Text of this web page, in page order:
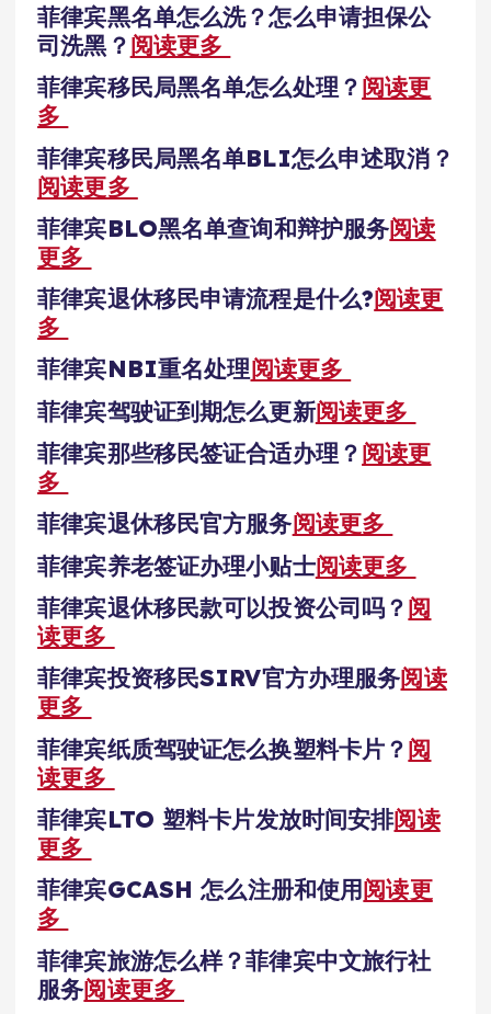
菲律宾黑名单怎么洗？怎么申请担保公
司洗黑？阅读更多
菲律宾移民局黑名单怎么处理？阅读更
多
菲律宾移民局黑名单BLI怎么申述取消？
阅读更多
菲律宾BLO黑名单查询和辩护服务阅读
更多
菲律宾退休移民申请流程是什么?阅读更
多
菲律宾NBI重名处理阅读更多
菲律宾驾驶证到期怎么更新阅读更多
菲律宾那些移民签证合适办理？阅读更
多
菲律宾退休移民官方服务阅读更多
菲律宾养老签证办理小贴士阅读更多
菲律宾退休移民款可以投资公司吗？阅
读更多
菲律宾投资移民SIRV官方办理服务阅读
更多
菲律宾纸质驾驶证怎么换塑料卡片？阅
读更多
菲律宾LTO 塑料卡片发放时间安排阅读
更多
菲律宾GCASH 怎么注册和使用阅读更
多
菲律宾旅游怎么样？菲律宾中文旅行社
服务阅读更多